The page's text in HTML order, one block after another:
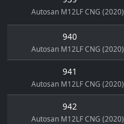
Autosan M12LF CNG (2020)
940
Autosan M12LF CNG (2020)
941
Autosan M12LF CNG (2020)
942
Autosan M12LF CNG (2020)